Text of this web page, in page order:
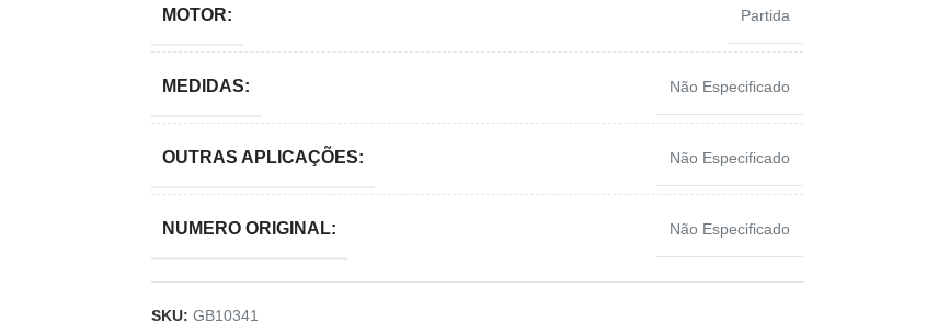
MOTOR: Partida
MEDIDAS: Não Especificado
OUTRAS APLICAÇÕES: Não Especificado
NUMERO ORIGINAL: Não Especificado
SKU: GB10341